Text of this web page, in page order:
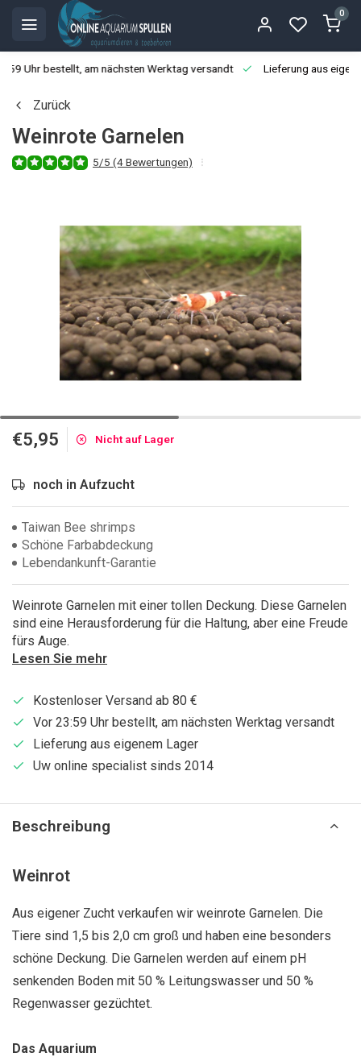
0
Uhr bestellt, am nächsten Werktag versandt Lieferung aus
Zurück
Weinrote Garnelen
5/5 (4 Bewertungen)
€5,95 Nicht auf Lager
noch in Aufzucht
Taiwan Bee shrimps
Schöne Farbabdeckung
Lebendankunft-Garantie
Weinrote Garnelen mit einer tollen Deckung. Diese Garnelen
sind eine Herausforderung für die Haltung, aber eine Freude
fürs Auge.
Lesen Sie mehr
Kostenloser Versand ab 80 €
Vor 23:59 Uhr bestellt, am nächsten Werktag versandt
Lieferung aus eigenem Lager
Uw online specialist sinds 2014
Beschreibung
Weinrot
Aus eigener Zucht verkaufen wir weinrote Garnelen. Die
Tiere sind 1,5 bis 2,0 cm groß und haben eine besonders
schöne Deckung. Die Garnelen werden auf einem pH
senkenden Boden mit 50 % Leitungswasser und 50 %
Regenwasser gezüchtet.
Das Aquarium